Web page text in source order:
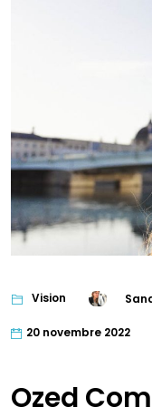
Vision
20 novembre 2022
Ozed